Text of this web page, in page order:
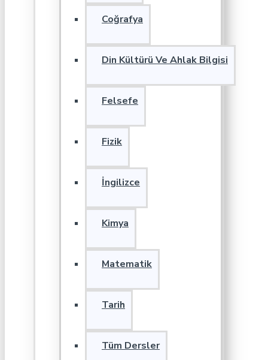
Coğrafya
Din Kültürü Ve Ahlak Bilgisi
Felsefe
Fizik
İngilizce
Kimya
Matematik
Tarih
Tüm Dersler